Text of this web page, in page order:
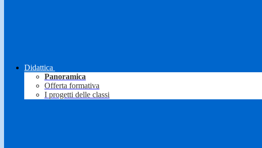
Didattica
Panoramica
Offerta formativa
I progetti delle classi